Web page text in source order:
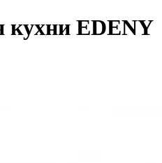
кухни EDENY